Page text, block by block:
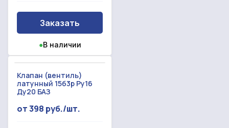
Заказать
●В наличии
Клапан (вентиль)
латунный 15б3р Ру16
Ду20 БАЗ
от 398 руб./шт.